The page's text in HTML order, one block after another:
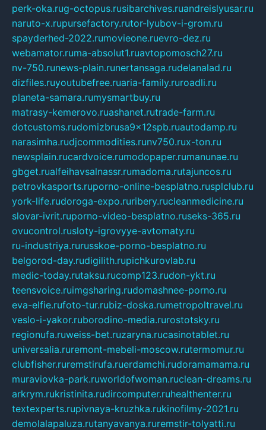
perk-oka.rug-octopus.rusibarchives.ruandreislyusar.ru
naruto-x.rupursefactory.rutor-lyubov-i-grom.ru
spayderhed-2022.rumovieone.ruevro-dez.ru
webamator.ruma-absolut1.ruavtopomosch27.ru
nv-750.runews-plain.runertansaga.rudelanalad.ru
dizfiles.ruyoutubefree.ruaria-family.ruroadli.ru
planeta-samara.rumysmartbuy.ru
matrasy-kemerovo.ruashanet.rutrade-farm.ru
dotcustoms.rudomizbrusa9x12spb.ruautodamp.ru
narasimha.rudjcommodities.runv750.rux-ton.ru
newsplain.rucardvoice.rumodopaper.rumanunae.ru
gbget.rualfeihavsalnassr.rumadoma.rutajuncos.ru
petrovkasports.ruporno-online-besplatno.rusplclub.ru
york-life.rudoroga-expo.ruribery.rucleanmedicine.ru
slovar-ivrit.ruporno-video-besplatno.ruseks-365.ru
ovucontrol.rusloty-igrovyye-avtomaty.ru
ru-industriya.rurusskoe-porno-besplatno.ru
belgorod-day.rudigilith.rupichkurovlab.ru
medic-today.rutaksu.rucomp123.rudon-ykt.ru
teensvoice.ruimgsharing.rudomashnee-porno.ru
eva-elfie.rufoto-tur.rubiz-doska.rumetropoltravel.ru
veslo-i-yakor.ruborodino-media.rurostotsky.ru
regionufa.ruweiss-bet.ruzaryna.rucasinotablet.ru
universalia.ruremont-mebeli-moscow.rutermomur.ru
clubfisher.ruremstirufa.ruerdamchi.rudoramamama.ru
muraviovka-park.ruworldofwoman.ruclean-dreams.ru
arkrym.rukristinita.rudircomputer.ruhealthenter.ru
textexperts.rupivnaya-kruzhka.rukinofilmy-2021.ru
demolalapaluza.rutanyavanya.ruremstir-tolyatti.ru